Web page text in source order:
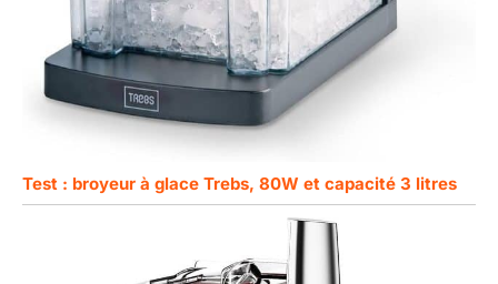
Test : broyeur à glace Trebs, 80W et capacité 3 litres